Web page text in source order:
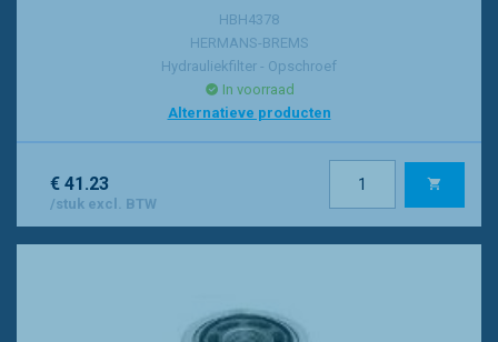
HBH4378
HERMANS-BREMS
Hydrauliekfilter - Opschroef
In voorraad
Alternatieve producten
€ 41.23
/stuk excl. BTW